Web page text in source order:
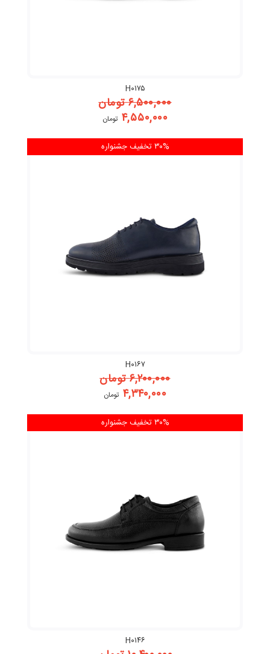
H۰۱۷۵
۶,۵۰۰,۰۰۰تومان
۴,۵۵۰,۰۰۰ تومان
H۰۱۶۷
۶,۲۰۰,۰۰۰تومان
۴,۳۴۰,۰۰۰ تومان
۳۰% تخفیف جشنواره
H۰۱۴۶
۳۰% تخفیف جشنواره